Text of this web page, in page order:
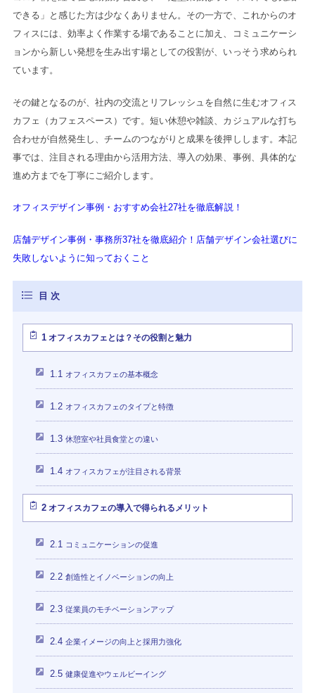
できる」と感じた方は少なくありません。その一方で、これからのオ
フィスには、効率よく作業する場であることに加え、コミュニケーシ
ョンから新しい発想を生み出す場としての役割が、いっそう求められ
ています。
その鍵となるのが、社内の交流とリフレッシュを自然に生むオフィス
カフェ（カフェスペース）です。短い休憩や雑談、カジュアルな打ち
合わせが自然発生し、チームのつながりと成果を後押しします。本記
事では、注目される理由から活用方法、導入の効果、事例、具体的な
進め方までを丁寧にご紹介します。
オフィスデザイン事例・おすすめ会社27社を徹底解説！
店舗デザイン事例・事務所37社を徹底紹介！店舗デザイン会社選びに
失敗しないように知っておくこと
1オフィスカフェとは？その役割と魅力
1.1 オフィスカフェの基本概念
1.2 オフィスカフェのタイプと特徴
1.3 休憩室や社員食堂との違い
1.4 オフィスカフェが注目される背景
2オフィスカフェの導入で得られるメリット
2.1 コミュニケーションの促進
2.2 創造性とイノベーションの向上
2.3 従業員のモチベーションアップ
2.4 企業イメージの向上と採用力強化
2.5 健康促進やウェルビーイング